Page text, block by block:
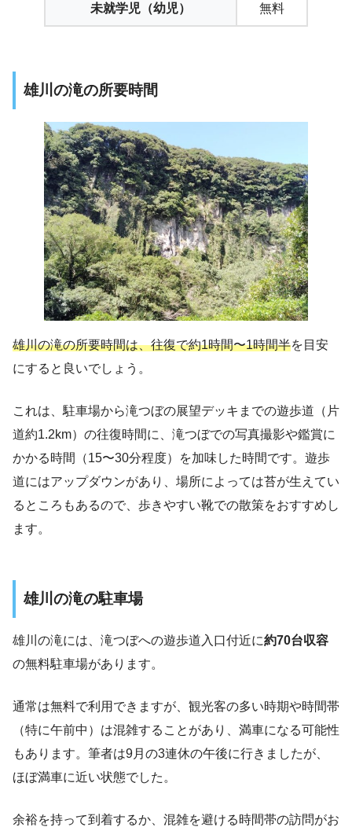
未就学児（幼児） 無料
雄川の滝の所要時間
雄川の滝の所要時間は、往復で約1時間〜1時間半を目安
にすると良いでしょう。
これは、駐車場から滝つぼの展望デッキまでの遊歩道（片
道約1.2km）の往復時間に、滝つぼでの写真撮影や鑑賞に
かかる時間（15〜30分程度）を加味した時間です。遊歩
道にはアップダウンがあり、場所によっては苔が生えてい
るところもあるので、歩きやすい靴での散策をおすすめし
ます。
雄川の滝の駐車場
雄川の滝には、滝つぼへの遊歩道入口付近に約70台収容
の無料駐車場があります。
通常は無料で利用できますが、観光客の多い時期や時間帯
（特に午前中）は混雑することがあり、満車になる可能性
もあります。筆者は9月の3連休の午後に行きましたが、
ほぼ満車に近い状態でした。
余裕を持って到着するか、混雑を避ける時間帯の訪問がお